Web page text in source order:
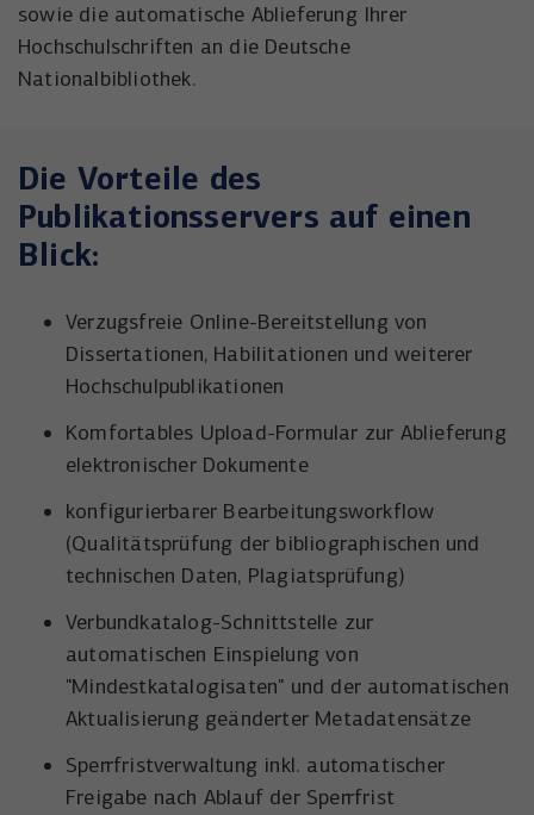
sowie die automatische Ablieferung Ihrer
Hochschulschriften an die Deutsche
Nationalbibliothek.
Die Vorteile des
Publikationsservers auf einen
Blick:
Verzugsfreie Online-Bereitstellung von
Dissertationen, Habilitationen und weiterer
Hochschulpublikationen
Komfortables Upload-Formular zur Ablieferung
elektronischer Dokumente
konfigurierbarer Bearbeitungsworkflow
(Qualitätsprüfung der bibliographischen und
technischen Daten, Plagiatsprüfung)
Verbundkatalog-Schnittstelle zur
automatischen Einspielung von
"Mindestkatalogisaten" und der automatischen
Aktualisierung geänderter Metadatensätze
Sperrfristverwaltung inkl. automatischer
Freigabe nach Ablauf der Sperrfrist